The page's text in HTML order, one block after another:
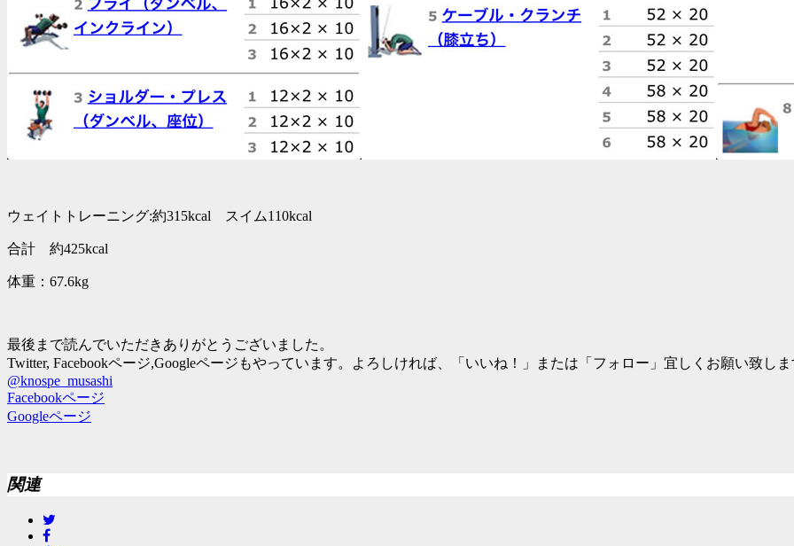
ウェイトトレーニング:約315kcal スイム110kcal
合計 約425kcal
体重：67.6kg
最後まで読んでいただきありがとうございました。
Twitter, Facebookページ,Googleページもやっています。よろしければ、「いいね！」または「フォロー」宜しくお願い致し
@knospe_musashi
Facebookページ
Googleページ
関連